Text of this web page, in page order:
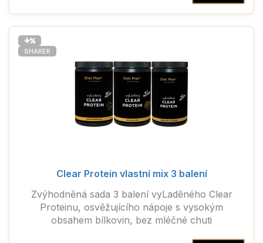
SHAKER
Clear Protein vlastní mix 3 balení
Zvýhodněná sada 3 balení vyLaděného Clear
Proteinu, osvěžujícího nápoje s vysokým
obsahem bílkovin, bez mléčné chuti